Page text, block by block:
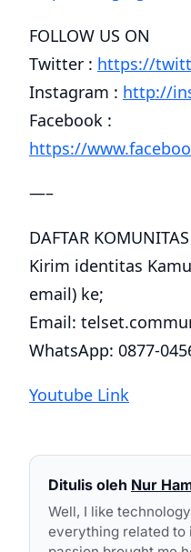
FOLLOW US ON
Twitter : https://
Instagram : http://
Facebook :
https://
—–
DAFTAR KOMUNITAS
Kirim identitas
email) ke;
Email:
WhatsApp: 0877-
Youtube Link
Ditulis oleh Nur
Well, I like
everything related to